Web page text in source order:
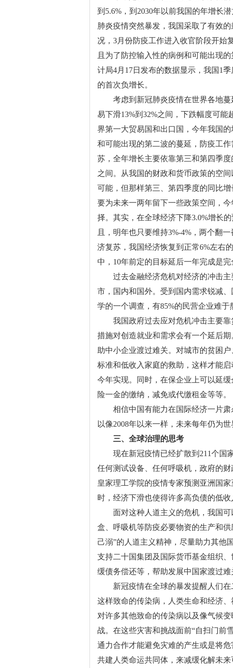
到5.6%，到2030年以前我国的年增长
肺炎疫情突然暴发，我国采取了有效
况，3月份防疫工作进入收官阶段开始
且为了防控输入性的病例和可能出现
计局4月17日发布的数据显示，我国1
的首次负增长。
考虑到新冠肺炎疫情在世界各地蔓
易下滑13%到32%之间，下跌幅度可能
界第一大贸易国和出口国，今年我国
和可能出现的第二波的蔓延，防疫工
苏，全年增长主要依靠第三和第四季
之间。从我国的财政和货币政策的空
可能，但那样第三、第四季度的同比
要为未来一两年留下一些政策空间，
择。其实，在全球经济下降3.0%增长
且，明年也只要维持3%-4%，两个翻
济复苏，我国经济恢复到正常6%左右
中，10年前定的目标延后一年完成是完
过去金融经济危机对经济的冲击主
市，国内和国外。受到国内需求锐减
学的一个调查，有85%的民营企业难于
我国政府过去应对危机冲击主要靠
措施对创造就业和需求会有一个延后
助中小企业渡过难关。对城市的贫困
标准和低收入家庭的救助，这样才能
今年实现。同时，在保企业上可以延
险一金的缴纳，减免或代缴租金等等。
相信中国有能力在国际经济一片肃
以像2008年以来一样，未来每年仍为世
三、 全球治理的思考
现在新冠疫情已经扩散到211个国家
任何测试设备、任何呼吸机，政府的
皇家理工学院的疫情专家预测亚洲国
时，经济下滑也使得许多高负债的低
面对这种人道主义的危机，我国可
盒、呼吸机等防疫必要物资的生产和
己溺”的人道主义精神，尽量助力其他
支持二十国集团及国际货币基金组织
缓债务偿还等，帮助发展中国家渡过难
新冠疫情在全球的暴发提醒人们在
这样致命的传染病，人类生命和经济
对许多其他致命的传染病以及像气候
战。在这些灾害和挑战面前“自扫门前
通力合作才能避免灾难的产生或是将
共建人类命运共同体，来减缓化解未来